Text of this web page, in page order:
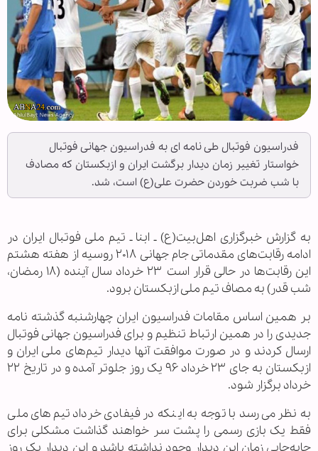
فدراسیون فوتبال طی نامه ای به فدراسیون جهانی فوتبال
خواستار تغییر زمان دیدار برگشت ایران و ازبکستان که مصادف
با شب ضربت خوردن حضرت علی(ع) است، شد.
به گزارش خبرگزاری اهل‌بیت(ع) ـ ابنا ـ تیم ملی فوتبال ایران در
ادامه رقابت‌های مقدماتی جام جهانی ۲۰۱۸ روسیه از هفته هشتم
این رقابت‌ها در حالی قرار است ۲۳ خرداد سال آینده (۱۸ رمضان،
شب قدر) به مصاف تیم ملی ازبکستان برود.
بر همین اساس مقامات فدراسیون ایران چهارشنبه گذشته نامه
جدیدی را در همین ارتباط تنظیم و برای فدراسیون جهانی فوتبال
ارسال کردند و در صورت موافقت آنها دیدار تیم‌های ملی ایران و
ازبکستان به جای ۲۳ خرداد ۹۶ یک روز جلوتر آمده و در تاریخ ۲۲
خرداد برگزار شود.
به نظر می‌رسد با توجه به اینکه در فیفادی خرداد تیم‌های ملی
فقط یک بازی رسمی را پشت سر خواهند گذاشت مشکلی برای